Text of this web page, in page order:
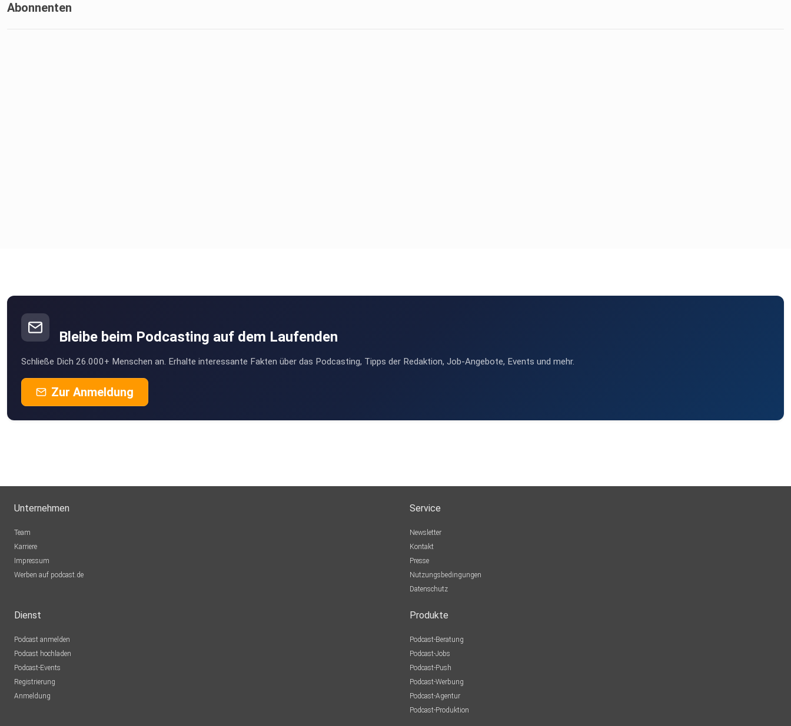
Abonnenten
Bleibe beim Podcasting auf dem Laufenden
Schließe Dich 26.000+ Menschen an. Erhalte interessante Fakten über das Podcasting, Tipps der Redaktion, Job-Angebote, Events und mehr.
Zur Anmeldung
Unternehmen
Team
Karriere
Impressum
Werben auf podcast.de
Service
Newsletter
Kontakt
Presse
Nutzungsbedingungen
Datenschutz
Dienst
Podcast anmelden
Podcast hochladen
Podcast-Events
Registrierung
Anmeldung
Produkte
Podcast-Beratung
Podcast-Jobs
Podcast-Push
Podcast-Werbung
Podcast-Agentur
Podcast-Produktion